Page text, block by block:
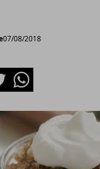
07/08/2018
Whatsapp